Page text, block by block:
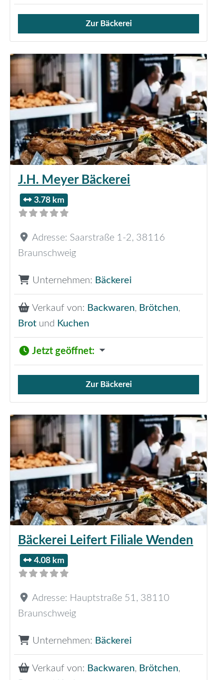
Verkauf von Brötchen,
Zur Bäckerei
J.H. Meyer Bäckerei
3.78 km
Adresse: Saarstraße 1-2, 38116
Braunschweig
Unternehmen: Bäckerei
Verkauf von: Backwaren, Brötchen,
Brot und Kuchen
Jetzt geöffnet:
Verkauf von Brötchen,
Zur Bäckerei
Bäckerei Leifert Filiale Wenden
4.08 km
Adresse: Hauptstraße 51 , 38110
Braunschweig
Unternehmen: Bäckerei
Verkauf von: Backwaren, Brötchen,